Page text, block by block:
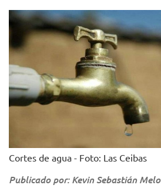
Cortes de agua - Foto: Las Ceibas
Publicado por: Kevin Sebastián Melo